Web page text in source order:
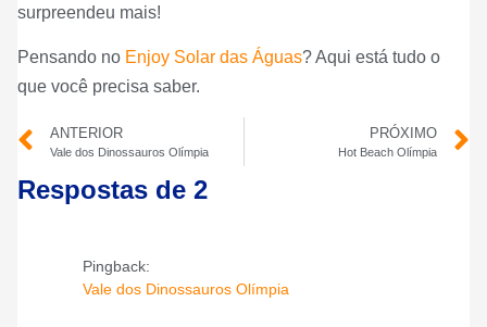
surpreendeu mais!
Pensando no Enjoy Solar das Águas? Aqui está tudo o
que você precisa saber.
ANTERIOR
Vale dos Dinossauros Olímpia
PRÓXIMO
Hot Beach Olímpia
Respostas de 2
Pingback:
Vale dos Dinossauros Olímpia